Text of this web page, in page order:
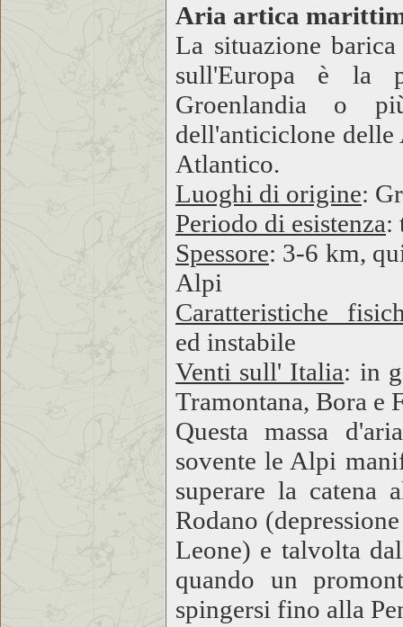
Aria artica
La situazione
sull'Europa è la
Groenlandia o
dell'anticiclone
Atlantico.
Luoghi di origine:
Periodo di esistenza:
Spessore: 3-6 km,
Alpi
Caratteristiche
ed instabile
Venti sull' Italia: in
Tramontana, Bora e
Questa massa
sovente le Alpi
superare la catena
Rodano
Leone) e talvolta
quando un
spingersi fino alla